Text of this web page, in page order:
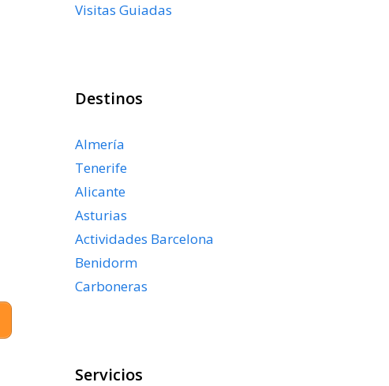
Visitas Guiadas
Destinos
Almería
Tenerife
Alicante
Asturias
Actividades Barcelona
Benidorm
Carboneras
Servicios